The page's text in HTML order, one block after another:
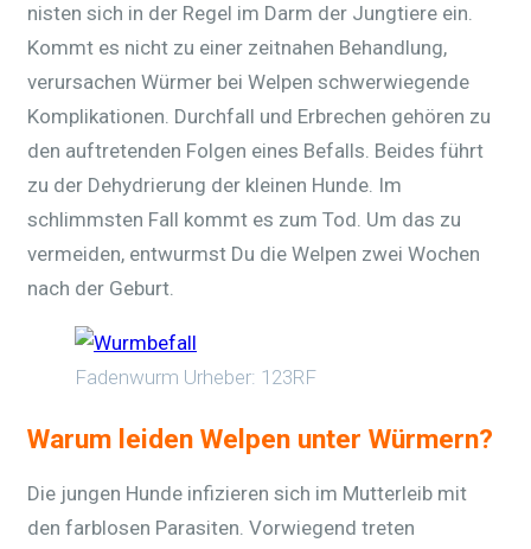
nisten sich in der Regel im Darm der Jungtiere ein.
Kommt es nicht zu einer zeitnahen Behandlung,
verursachen Würmer bei Welpen schwerwiegende
Komplikationen. Durchfall und Erbrechen gehören zu
den auftretenden Folgen eines Befalls. Beides führt
zu der Dehydrierung der kleinen Hunde. Im
schlimmsten Fall kommt es zum Tod. Um das zu
vermeiden, entwurmst Du die Welpen zwei Wochen
nach der Geburt.
Fadenwurm Urheber: 123RF
Warum leiden Welpen unter Würmern?
Die jungen Hunde infizieren sich im Mutterleib mit
den farblosen Parasiten. Vorwiegend treten